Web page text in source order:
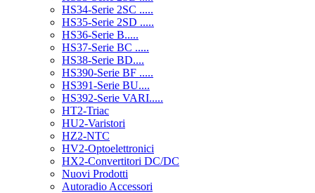
HS34-Serie 2SC .....
HS35-Serie 2SD .....
HS36-Serie B.....
HS37-Serie BC .....
HS38-Serie BD....
HS390-Serie BF .....
HS391-Serie BU....
HS392-Serie VARI.....
HT2-Triac
HU2-Varistori
HZ2-NTC
HV2-Optoelettronici
HX2-Convertitori DC/DC
Nuovi Prodotti
Autoradio Accessori